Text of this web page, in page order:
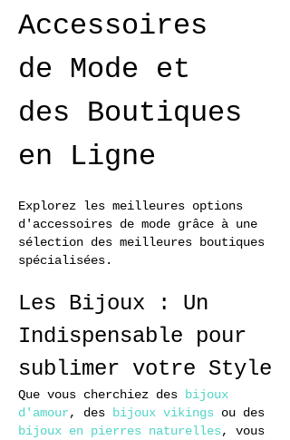
Accessoires
de Mode et
des Boutiques
en Ligne
Explorez les meilleures options
d'accessoires de mode grâce à une
sélection des meilleures boutiques
spécialisées.
Les Bijoux : Un
Indispensable pour
sublimer votre Style
Que vous cherchiez des
bijoux
d'amour, des bijoux vikings ou des
bijoux en pierres naturelles, vous